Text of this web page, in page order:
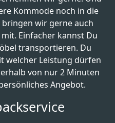
Kommode noch in die
wir gerne auch
Einfacher kannst Du
transportieren. Du
welcher Leistung dürfen
von nur 2 Minuten
Angebot.